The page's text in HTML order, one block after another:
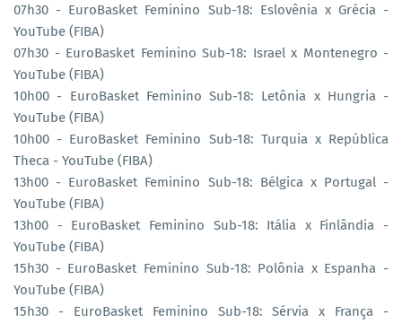
07h30 - EuroBasket Feminino Sub-18: Eslovênia x Grécia -
YouTube (FIBA)
07h30 - EuroBasket Feminino Sub-18: Israel x Montenegro -
YouTube (FIBA)
10h00 - EuroBasket Feminino Sub-18: Letônia x Hungria -
YouTube (FIBA)
10h00 - EuroBasket Feminino Sub-18: Turquia x República
Theca - YouTube (FIBA)
13h00 - EuroBasket Feminino Sub-18: Bélgica x Portugal -
YouTube (FIBA)
13h00 - EuroBasket Feminino Sub-18: Itália x Finlândia -
YouTube (FIBA)
15h30 - EuroBasket Feminino Sub-18: Polônia x Espanha -
YouTube (FIBA)
15h30 - EuroBasket Feminino Sub-18: Sérvia x França -